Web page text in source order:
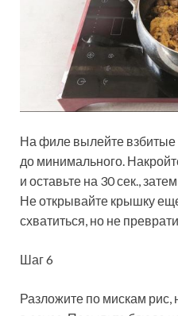
На филе вылейте взбитые
до минимального.
и оставьте на 30 сек.,
Не открывайте крышку
схватиться, но не
Шаг 6
Разложите по мискам рис,